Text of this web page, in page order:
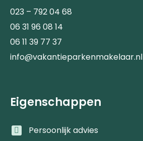
023 – 792 04 68
06 31 96 08 14
06 11 39 77 37
info@vakantieparkenmakelaar.nl
Eigenschappen
Persoonlijk advies